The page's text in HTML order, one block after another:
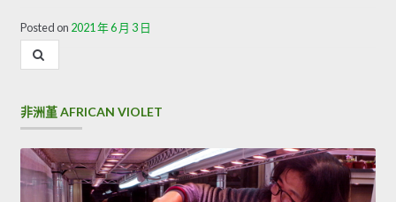
Posted on 2021 年 6 月 3 日
容
尋
非洲堇 AFRICAN VIOLET